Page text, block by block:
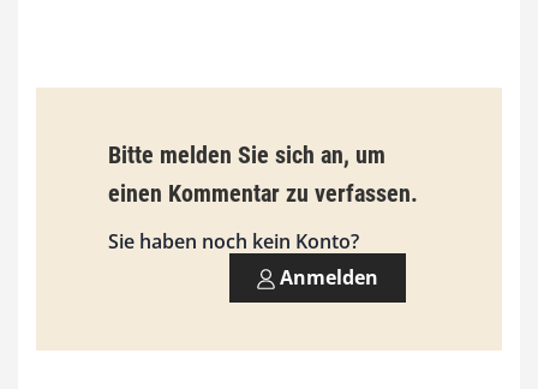
9
3
0
0
Bitte melden Sie sich an, um
einen Kommentar zu verfassen.
Sie haben noch kein Konto?
Anmelden